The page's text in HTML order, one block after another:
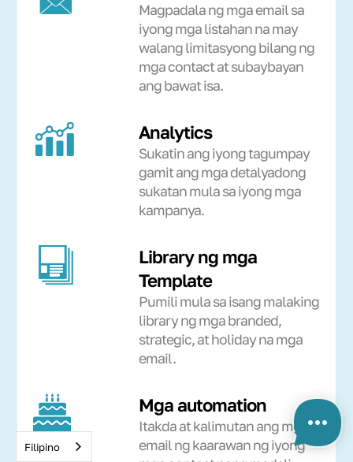
Magpadala ng mga email sa
iyong mga listahan na may
walang limitasyong bilang ng
mga contact at subaybayan
ang bawat isa.
Analytics
Sukatin ang iyong tagumpay
gamit ang mga detalyadong
sukatan mula sa iyong mga
kampanya.
Library ng mga
Template
Pumili mula sa isang malaking
library ng mga branded,
strategic, at holiday na mga
email.
Mga automation
Itakda at kalimutan ang mga
email ng kaarawan ng iyong
Filipino